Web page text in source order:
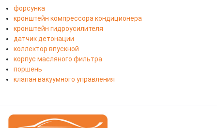
форсунка
кронштейн компрессора кондиционера
кронштейн гидроусилителя
датчик детонации
коллектор впускной
корпус масляного фильтра
поршень
клапан вакуумного управления